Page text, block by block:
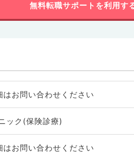
無料転職サポートを利用す
はお問い合わせください
ック(保険診療)
はお問い合わせください